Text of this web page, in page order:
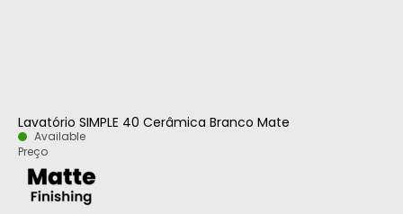
Lavatório SIMPLE 40 Cerâmica Branco Mate
Available
Preço